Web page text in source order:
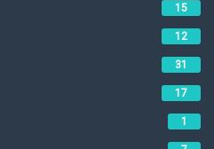
15
12
31
17
1